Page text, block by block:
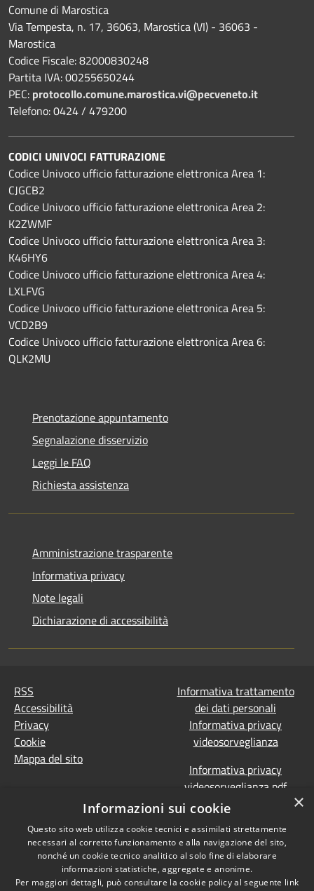
Comune di Marostica
Via Tempesta, n. 17, 36063, Marostica (VI) - 36063 -
Marostica
Codice Fiscale: 82000830248
Partita IVA: 00255650244
PEC: protocollo.comune.marostica.vi@pecveneto.it
Telefono: 0424 / 479200
CODICI UNIVOCI FATTURAZIONE
Codice Univoco ufficio fatturazione elettronica Area 1:
CJGCB2
Codice Univoco ufficio fatturazione elettronica Area 2:
K2ZWMF
Codice Univoco ufficio fatturazione elettronica Area 3:
K46HY6
Codice Univoco ufficio fatturazione elettronica Area 4:
LXLFVG
Codice Univoco ufficio fatturazione elettronica Area 5:
VCD2B9
Codice Univoco ufficio fatturazione elettronica Area 6:
QLK2MU
Prenotazione appuntamento
Segnalazione disservizio
Leggi le FAQ
Richiesta assistenza
Amministrazione trasparente
Informativa privacy
Note legali
Dichiarazione di accessibilità
RSS
Accessibilità
Privacy
Cookie
Mappa del sito
Informativa trattamento
dei dati personali
Informativa privacy
videosorveglianza
Informativa privacy
videosorveglianza pdf
Dichiarazione di
Obiettivi accessibilità
Prevenzione della
corruzione - Segnalazione
di illeciti(Whistleblowing)
×
Informazioni sui cookie
Questo sito web utilizza cookie tecnici e assimilati strettamente
necessari al corretto funzionamento e alla navigazione del sito,
nonché un cookie tecnico analitico al solo fine di elaborare
informazioni statistiche, aggregate e anonime.
Per maggiori dettagli, può consultare la cookie policy al seguente link